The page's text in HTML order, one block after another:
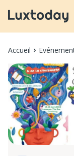
Accueil